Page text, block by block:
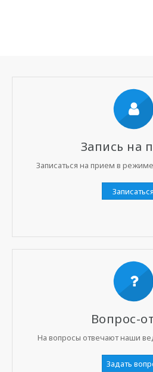
Запись на
Записаться на прием в
Записаться
Вопрос-
На вопросы отвечают наши
Задать